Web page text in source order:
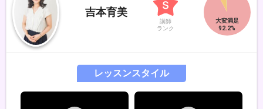
まで、会員様のひとりひとりの特性とご都合に合わせて柔軟に対応させ
ていただき、一緒に二胡の魅力を引き出すことを得意としています。一
緒に二胡を通じて 音楽の喜びを深く味わってみませんか？みなさま
に お会いできることを楽しみにしています。どうぞよろしくお願いい
たします。
吉本育美
講師
ランク
レッスンスタイル